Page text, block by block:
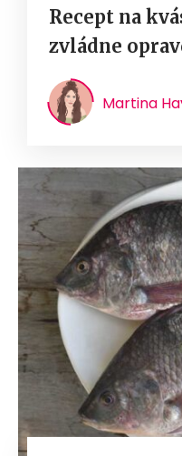
Recept na
zvládne
Martina